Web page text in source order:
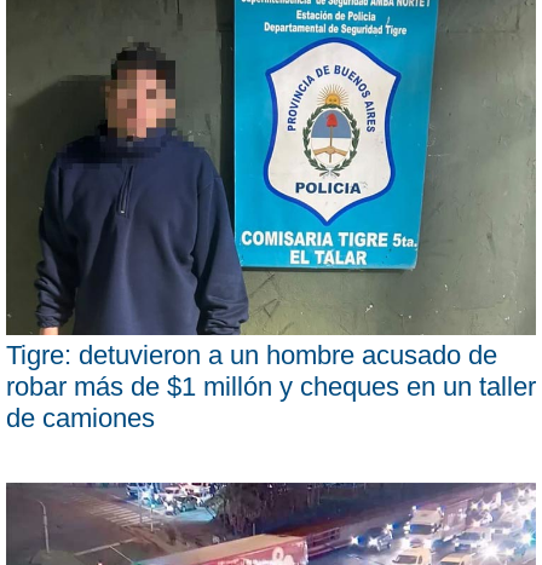
Tigre: detuvieron a un hombre acusado de
robar más de $1 millón y cheques en un taller
de camiones